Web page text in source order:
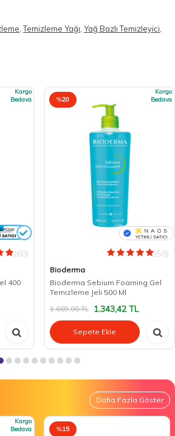
,Temizleme Yağı, Yağ Bazlı Temizleyici,
Kargo
Bedava
(60)
400
%20
Kargo
Bedava
(58)
Bioderma
Bioderma Sebium Foaming Gel
Temizleme Jeli 500 Ml
1.669,00TL 1.343,42TL
Sepete Ekle
Daha Fazla Göster
Kargo
Bedava
%15